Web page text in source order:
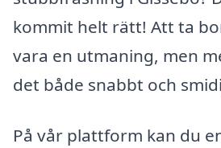
kommit helt rätt! Att ta
vara en utmaning, men
det både snabbt och
På vår plattform kan du